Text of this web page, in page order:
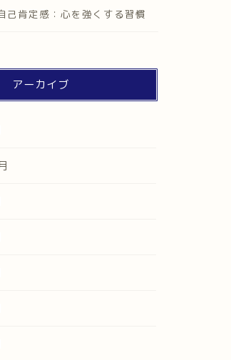
己肯定感：心を強くする習慣
アーカイブ